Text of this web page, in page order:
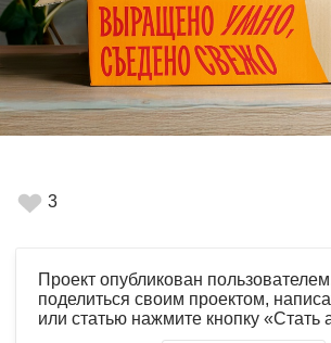
3
Проект опубликован
поделиться своим проектом,
или статью нажмите кнопку «Стать